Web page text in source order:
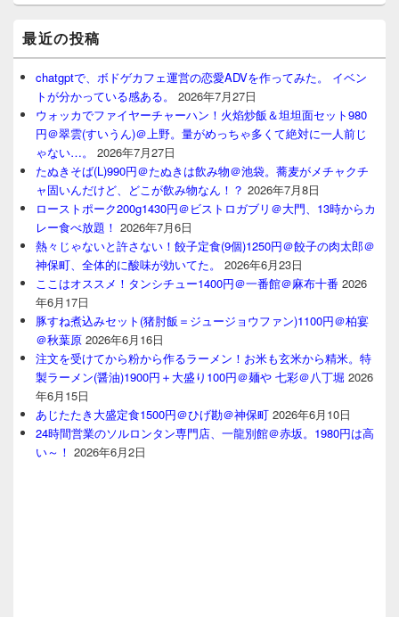
最近の投稿
chatgptで、ボドゲカフェ運営の恋愛ADVを作ってみた。 イベン
トが分かっている感ある。
2026年7月27日
ウォッカでファイヤーチャーハン！火焰炒飯＆坦坦面セット980
円＠翠雲(すいうん)＠上野。量がめっちゃ多くて絶対に一人前じ
ゃない…。
2026年7月27日
たぬきそば(L)990円＠たぬきは飲み物＠池袋。蕎麦がメチャクチ
ャ固いんだけど、どこが飲み物なん！？ 2026年7月8日
ローストポーク200g1430円＠ビストロガブリ＠大門、13時からカ
レー食べ放題！ 2026年7月6日
熱々じゃないと許さない！餃子定食(9個)1250円＠餃子の肉太郎＠
神保町、全体的に酸味が効いてた。
2026年6月23日
ここはオススメ！タンシチュー1400円＠一番館＠麻布十番 2026
年6月17日
豚すね煮込みセット(猪肘飯＝ジュージョウファン)1100円＠柏宴
＠秋葉原 2026年6月16日
注文を受けてから粉から作るラーメン！お米も玄米から精米。特
製ラーメン(醤油)1900円＋大盛り100円＠麺や 七彩＠八丁堀 2026
年6月15日
あじたたき大盛定食1500円＠ひげ勘＠神保町 2026年6月10日
24時間営業のソルロンタン専門店、一龍別館＠赤坂。1980円は高
い～！ 2026年6月2日